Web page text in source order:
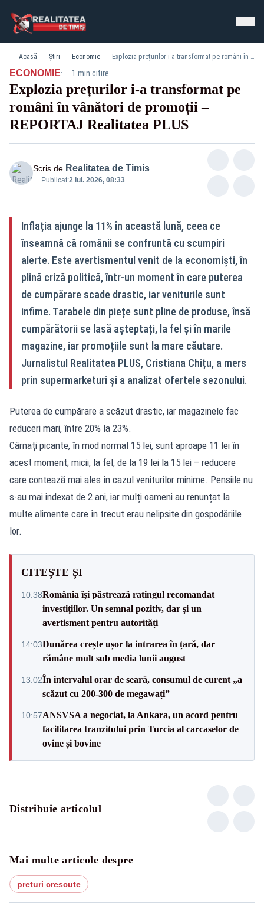
Acasă Știri Economie Explozia prețurilor i‑a transformat pe români în vânători de promoții – REPORTAJ Realitatea PLUS
ECONOMIE· 1 min citire
Explozia prețurilor i‑a transformat pe
români în vânători de promoții –
REPORTAJ Realitatea PLUS
Scris de Realitatea de Timis
Publicat:2 iul. 2026, 08:33
Inflația ajunge la 11% în această lună, ceea ce
înseamnă că românii se confruntă cu scumpiri
alerte. Este avertismentul venit de la economiști, în
plină criză politică, într‑un moment în care puterea
de cumpărare scade drastic, iar veniturile sunt
infime. Tarabele din piețe sunt pline de produse, însă
cumpărătorii se lasă așteptați, la fel și în marile
magazine, iar promoțiile sunt la mare căutare.
Jurnalistul Realitatea PLUS, Cristiana Chițu, a mers
prin supermarketuri și a analizat ofertele sezonului.
Puterea de cumpărare a scăzut drastic, iar magazinele fac
reduceri mari, între 20% la 23%.
Cârnați picante, în mod normal 15 lei, sunt aproape 11 lei în
acest moment; micii, la fel, de la 19 lei la 15 lei – reducere
care contează mai ales în cazul veniturilor minime. Pensiile nu
s‑au mai indexat de 2 ani, iar mulți oameni au renunțat la
multe alimente care în trecut erau nelipsite din gospodăriile
lor.
CITEȘTE ȘI
10:38România își păstrează ratingul recomandat
investițiilor. Un semnal pozitiv, dar și un
avertisment pentru autorități
14:03Dunărea crește ușor la intrarea în țară, dar
rămâne mult sub media lunii august
13:02În intervalul orar de seară, consumul de curent „a
scăzut cu 200-300 de megawați”
10:57ANSVSA a negociat, la Ankara, un acord pentru
facilitarea tranzitului prin Turcia al carcaselor de
ovine și bovine
Distribuie articolul
Mai multe articole despre
preturi crescute